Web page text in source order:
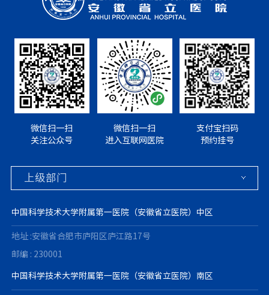
微信扫一扫
关注公众号
微信扫一扫
进入互联网医院
支付宝扫码
预约挂号
中国科学技术大学附属第一医院（安徽省立医院）中区
地址 :安徽省合肥市庐阳区庐江路17号
邮编 : 230001
中国科学技术大学附属第一医院（安徽省立医院）南区